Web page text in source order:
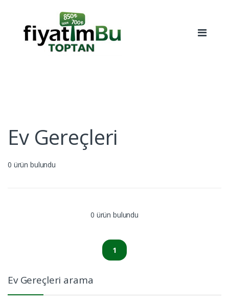
Ev Gereçleri
0 ürün bulundu
0 ürün bulundu
1
Ev Gereçleri arama